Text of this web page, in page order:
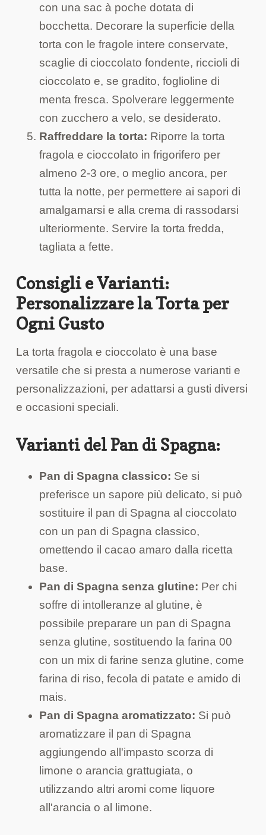
con una sac à poche dotata di
bocchetta. Decorare la superficie della
torta con le fragole intere conservate,
scaglie di cioccolato fondente, riccioli di
cioccolato e, se gradito, foglioline di
menta fresca. Spolverare leggermente
con zucchero a velo, se desiderato.
Raffreddare la torta: Riporre la torta
fragola e cioccolato in frigorifero per
almeno 2-3 ore, o meglio ancora, per
tutta la notte, per permettere ai sapori di
amalgamarsi e alla crema di rassodarsi
ulteriormente. Servire la torta fredda,
tagliata a fette.
Consigli e Varianti:
Personalizzare la Torta per
Ogni Gusto
La torta fragola e cioccolato è una base
versatile che si presta a numerose varianti e
personalizzazioni, per adattarsi a gusti diversi
e occasioni speciali.
Varianti del Pan di Spagna:
Pan di Spagna classico: Se si
preferisce un sapore più delicato, si può
sostituire il pan di Spagna al cioccolato
con un pan di Spagna classico,
omettendo il cacao amaro dalla ricetta
base.
Pan di Spagna senza glutine: Per chi
soffre di intolleranze al glutine, è
possibile preparare un pan di Spagna
senza glutine, sostituendo la farina 00
con un mix di farine senza glutine, come
farina di riso, fecola di patate e amido di
mais.
Pan di Spagna aromatizzato: Si può
aromatizzare il pan di Spagna
aggiungendo all'impasto scorza di
limone o arancia grattugiata, o
utilizzando altri aromi come liquore
all'arancia o al limone.